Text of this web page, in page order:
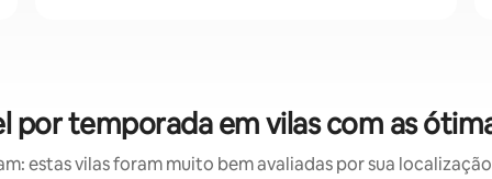
por temporada em vilas com as
estas vilas foram muito bem avaliadas por sua